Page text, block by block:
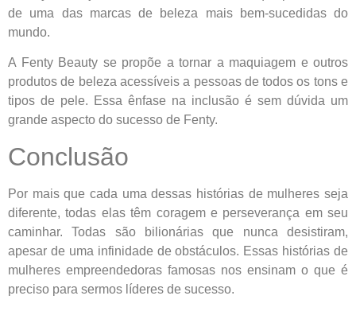
de uma das marcas de beleza mais bem-sucedidas do
mundo.
A Fenty Beauty se propõe a tornar a maquiagem e outros
produtos de beleza acessíveis a pessoas de todos os tons e
tipos de pele. Essa ênfase na inclusão é sem dúvida um
grande aspecto do sucesso de Fenty.
Conclusão
Por mais que cada uma dessas histórias de mulheres seja
diferente, todas elas têm coragem e perseverança em seu
caminhar. Todas são bilionárias que nunca desistiram,
apesar de uma infinidade de obstáculos. Essas histórias de
mulheres empreendedoras famosas nos ensinam o que é
preciso para sermos líderes de sucesso.